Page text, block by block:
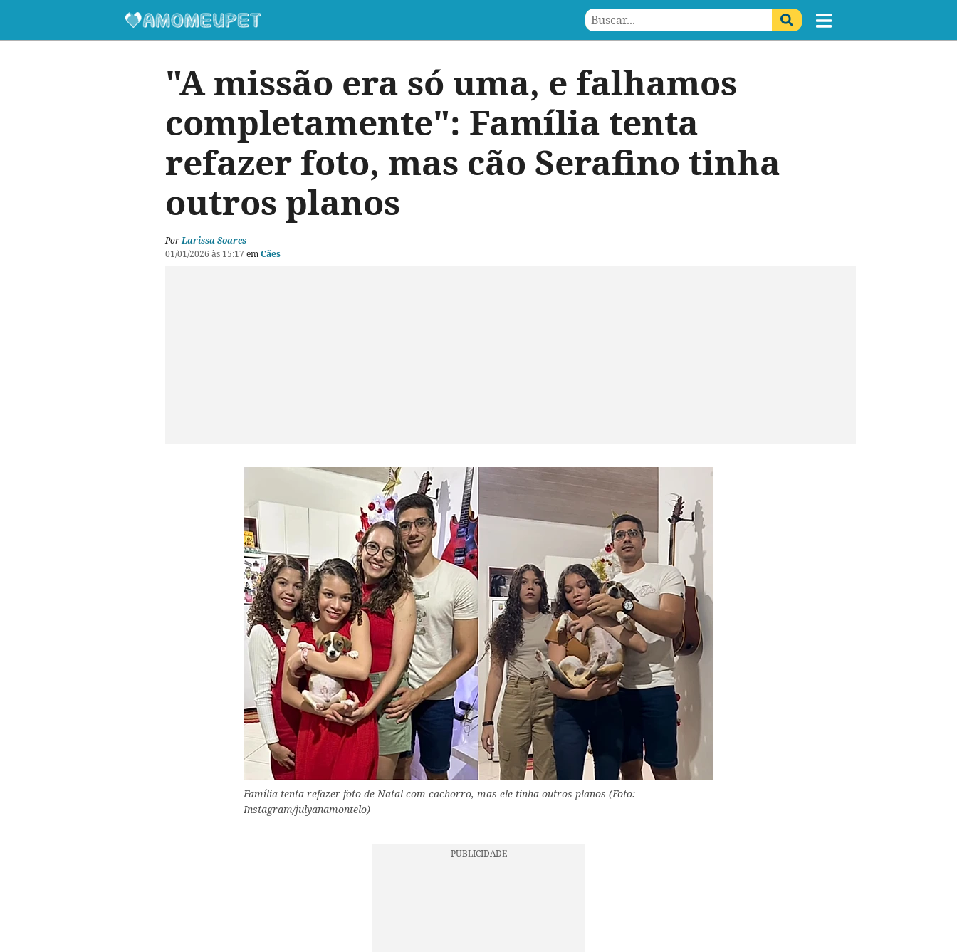
"A missão era só uma, e falhamos
completamente": Família tenta
refazer foto, mas cão Serafino tinha
outros planos
PorLarissa Soares
01/01/2026 às 15:17 emCães
Família tenta refazer foto de Natal com cachorro, mas ele tinha outros planos (Foto:
Instagram/julyanamontelo)